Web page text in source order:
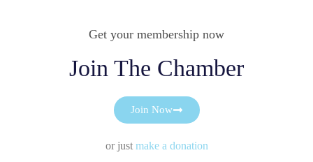
Get your membership now
Join The Chamber
Join Now
or just make a donation